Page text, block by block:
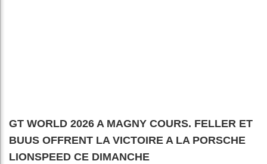
GT WORLD 2026 A MAGNY COURS. FELLER ET
BUUS OFFRENT LA VICTOIRE A LA PORSCHE
LIONSPEED CE DIMANCHE